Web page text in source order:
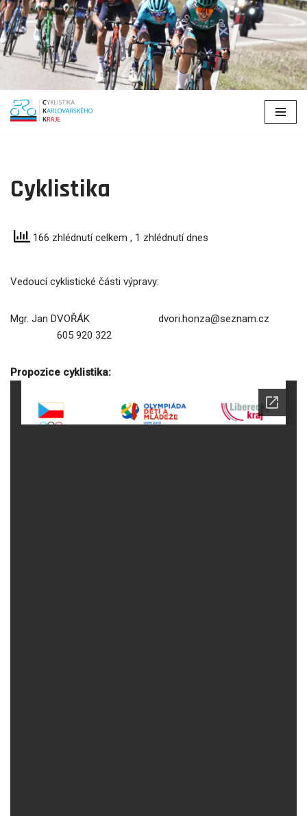
Přeskočit
na
Cyklistika
166 zhlédnutí celkem , 1 zhlédnutí dnes
Vedoucí cyklistické části výpravy:
Mgr. Jan DVOŘÁK dvori.honza@seznam.cz
605 920 322
Propozice cyklistika: